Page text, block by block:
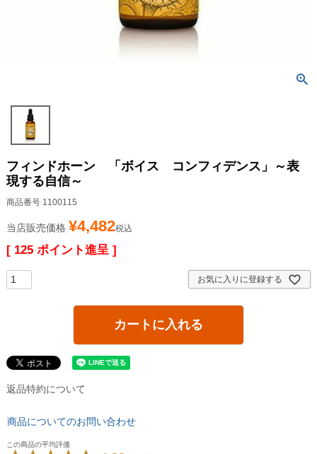
フィンドホーン 「ボイス コンフィデンス」～表
現する自信～
商品番号 1100115
当店販売価格 ¥4,482税込
[ 125 ポイント進呈 ]
お気に入りに登録する
カートに入れる
返品特約について
商品についてのお問い合わせ